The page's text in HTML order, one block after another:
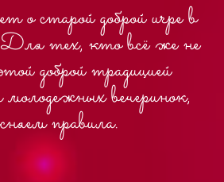
старой доброй игре в
тех, кто всё же не
доброй традицией
вечеринок,
правила.